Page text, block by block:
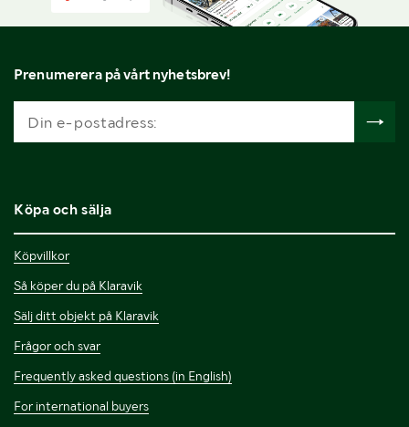
Prenumerera på vårt nyhetsbrev!
Köpa och sälja
Köpvillkor
Så köper du på Klaravik
Sälj ditt objekt på Klaravik
Frågor och svar
Frequently asked questions (in English)
For international buyers